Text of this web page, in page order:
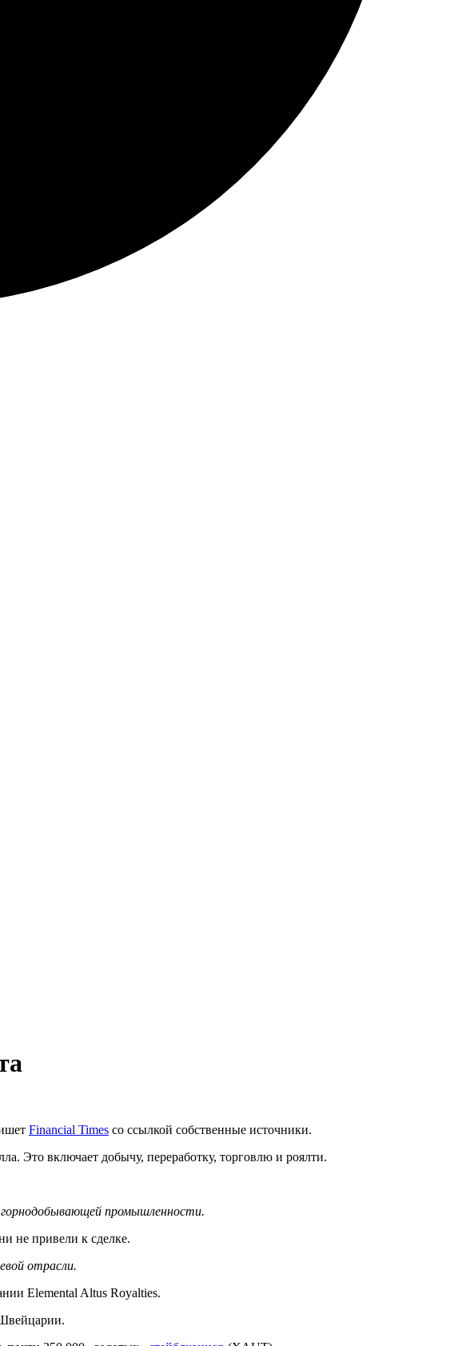
Financial Times со ссылкой собственные источники.
Это включает добычу, переработку, торговлю и роялти.
промышленности.
не привели к сделке.
отрасли.
Elemental Altus Royalties.